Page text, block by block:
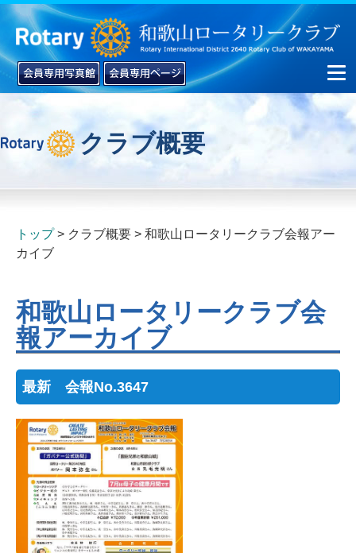
クラブ概要
トップ クラブ概要
和歌山ロータリークラブ会報アー
カイブ
和歌山ロータリークラブ会
報アーカイブ
最新 会報No.3647